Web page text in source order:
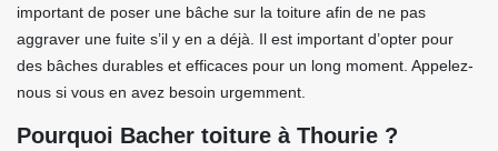
important de poser une bâche sur la toiture afin de ne pas
aggraver une fuite s’il y en a déjà. Il est important d’opter pour
des bâches durables et efficaces pour un long moment. Appelez-
nous si vous en avez besoin urgemment.
Pourquoi Bacher toiture à Thourie ?